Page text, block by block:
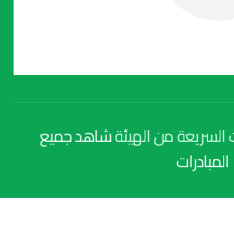
من الهيئةشاهد جميع
المبادرات